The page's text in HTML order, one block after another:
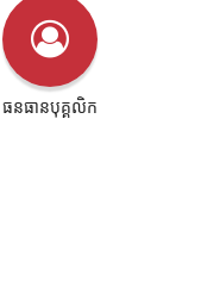
ធនធានបុគ្គលិក